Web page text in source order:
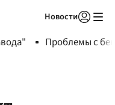
Новости
Проблемы с